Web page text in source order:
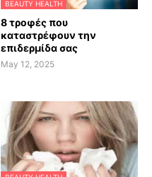
BEAUTY HEALTH
8 τροφές που
καταστρέφουν την
επιδερμίδα σας
May 12, 2025